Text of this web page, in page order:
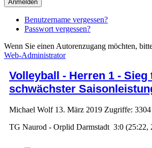
Anmelden
Benutzername vergessen?
Passwort vergessen?
Wenn Sie einen Autorenzugang möchten,
Web-Administrator
Volleyball - Herren 1 - Sieg
schwächster
Michael Wolf 13. März 2019 Zugriffe: 3304
TG Naurod - Orplid Darmstadt 3:0 (25:22,